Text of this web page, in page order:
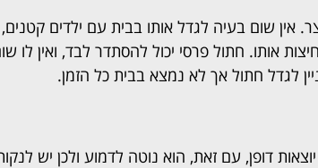
אין שום בעיה לגדל אותו בבית עם ילדים קטנים,
אותו. חתול פרסי יכול להסתדר לבד, ואין לו
לגדל חתול אך לא נמצא בבית כל הזמן.
דופן, עם זאת, הוא נוטה לדמוע ולכן יש